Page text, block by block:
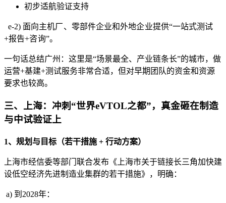
初步适航验证支持
e-2) 面向主机厂、零部件企业和外地企业提供“一站式测试
+报告+咨询”。
一句话总结广州：这里是“场景最全、产业链条长”的城市，做
运营+基建+测试服务非常合适，但对早期团队的资金和资源
要求也较高。
三、上海：冲刺“世界eVTOL之都”，真金砸在制造
与中试验证上
1、规划与目标（若干措施 + 行动方案）
上海市经信委等部门联合发布《上海市关于链接长三角加快建
设低空经济先进制造业集群的若干措施》，明确：
a) 到2028年：